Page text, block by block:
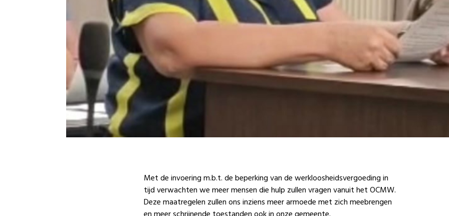
Met de invoering m.b.t. de beperking van de werkloosheidsvergoeding in
tijd verwachten we meer mensen die hulp zullen vragen vanuit het OCMW.
Deze maatregelen zullen ons inziens meer armoede met zich meebrengen